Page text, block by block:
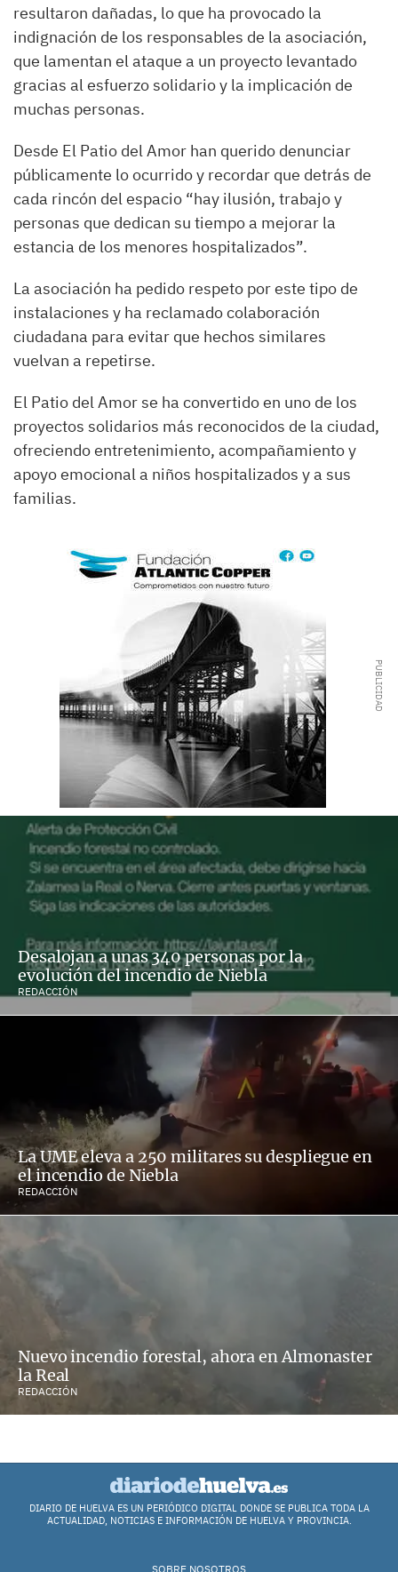
resultaron dañadas, lo que ha provocado la
indignación de los responsables de la asociación,
que lamentan el ataque a un proyecto levantado
gracias al esfuerzo solidario y la implicación de
muchas personas.
Desde El Patio del Amor han querido denunciar
públicamente lo ocurrido y recordar que detrás de
cada rincón del espacio “hay ilusión, trabajo y
personas que dedican su tiempo a mejorar la
estancia de los menores hospitalizados”.
La asociación ha pedido respeto por este tipo de
instalaciones y ha reclamado colaboración
ciudadana para evitar que hechos similares
vuelvan a repetirse.
El Patio del Amor se ha convertido en uno de los
proyectos solidarios más reconocidos de la ciudad,
ofreciendo entretenimiento, acompañamiento y
apoyo emocional a niños hospitalizados y a sus
familias.
Desalojan a unas 340 personas por la
evolución del incendio de Niebla
REDACCIÓN
La UME eleva a 250 militares su despliegue en
el incendio de Niebla
REDACCIÓN
Nuevo incendio forestal, ahora en Almonaster
la Real
REDACCIÓN
DIARIO DE HUELVA ES UN PERIÓDICO DIGITAL DONDE SE PUBLICA TODA LA
ACTUALIDAD, NOTICIAS E INFORMACIÓN DE HUELVA Y PROVINCIA.
SOBRE NOSOTROS